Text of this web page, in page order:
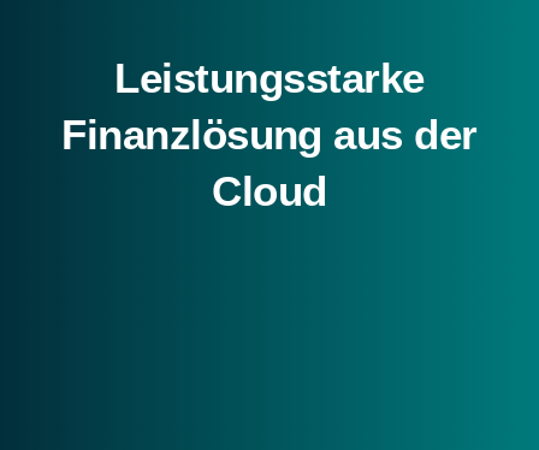
Leistungsstarke
Finanzlösung aus der
Cloud